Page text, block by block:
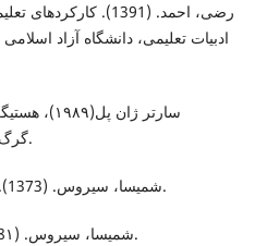
رﺿﯽ، اﺣﻤﺪ. (1391).
سارتر ژان
گرگ‌ومیش خدایان، مسکو، ص. 323.
ﺷﻤﯿﺴﺎ، ﺳﯿﺮوس. (1373). اﻧﻮاع ادﺑﯽ، چ۲، ﺗﻬﺮان: ﻓﺮدوس.
ﺷﻤﯿﺴﺎ، ﺳﯿﺮوس. (138۱). اﻧﻮاع ادﺑﯽ، ﺗﻬﺮان: ﻓﺮدوس.